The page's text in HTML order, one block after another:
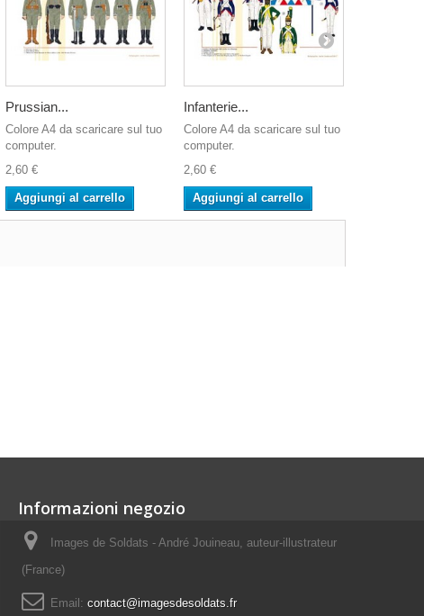
Prussian...
Colore A4 da scaricare sul tuo
computer.
2,60 €
Aggiungi al carrello
Infanterie...
Colore A4 da scaricare sul tuo
computer.
2,60 €
Aggiungi al carrello
Informazioni negozio
Images de Soldats - André Jouineau, auteur-illustrateur
(France)
Email: contact@imagesdesoldats.fr